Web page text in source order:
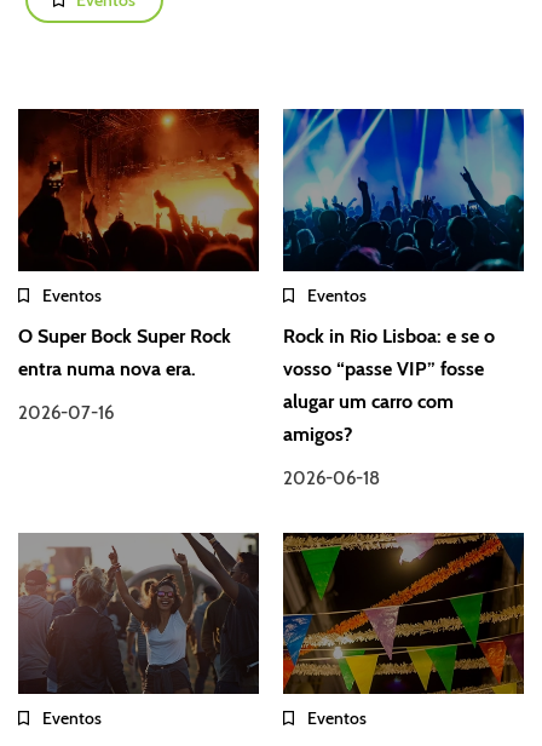
Eventos
O Super Bock Super Rock
entra numa nova era.
2026-07-16
Eventos
Rock in Rio Lisboa: e se o
vosso “passe VIP” fosse
alugar um carro com
amigos?
2026-06-18
Eventos Eventos